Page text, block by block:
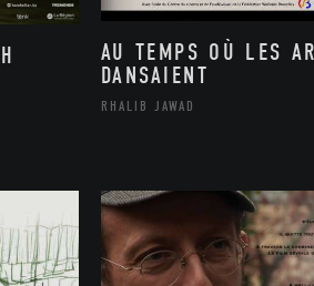
AU TEMPS OÙ LES
DANSAIENT
RHALIB JAWAD